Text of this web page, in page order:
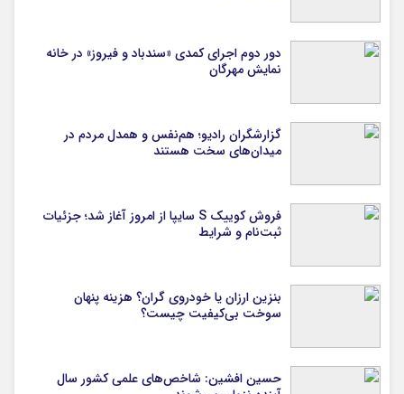
دور دوم اجرای کمدی «سندباد و فیروز» در خانه
نمایش مهرگان
گزارشگران رادیو؛ هم‌نفس و همدل مردم در
میدان‌های سخت هستند
فروش کوییک S سایپا از امروز آغاز شد؛ جزئیات
ثبت‌نام و شرایط
بنزین ارزان یا خودروی گران؟ هزینه پنهان
سوخت بی‌کیفیت چیست؟
حسین افشین: شاخص‌های علمی کشور سال